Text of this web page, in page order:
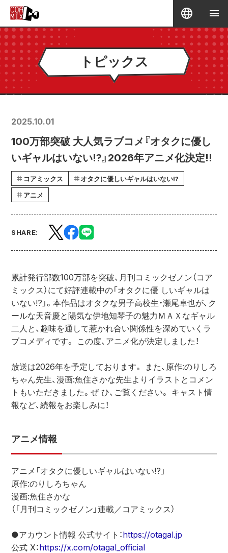
トピックス
2025.10.01
100万部突破 大人気ラブコメ『オタクに優し
いギャルはいない!?』2026年アニメ化決定!!
コアミックス
オタクに優しいギャルはいない!?
アニメ
SHARE:
累計発行部数100万部を突破、月刊コミックゼノン（コア
ミックス）にて好評連載中の「オタクに優 しいギャルは
いない!?」。本作品はオタクな男子高校生・瀬尾卓也が、ク
ールな天音慶と陽気な伊地知琴子の魅力ＭＡＸなギャル
二人と、趣味を通して惹かれ合い関係性を深めていくラ
ブコメディです。 この度、アニメ化が決定しました！
放送は2026年を予定しております。 また、原作:のりしろ
ちゃん先生、漫画:魚住さかな先生よりイラストとコメン
トもいただきました。ぜ ひ、ご覧ください。 キャスト情
報など、続報をお楽しみに！
アニメ情報
アニメ「オタクに優しいギャルはいない!?」
原作:のりしろちゃん
漫画:魚住さかな
（「月刊コミックゼノン」連載／コアミックス）
●アカウント情報 公式サイト：https://otagal.jp
公式 X：https://x.com/otagal_official